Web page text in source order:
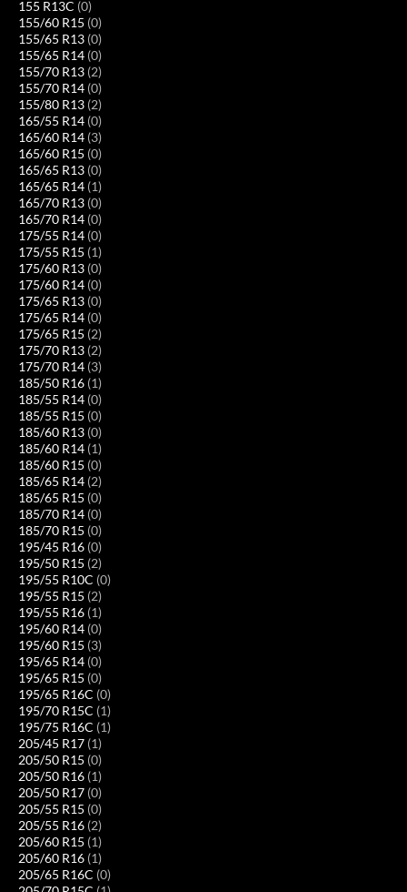
155 R13C (0)
155/60 R15 (0)
155/65 R13 (0)
155/65 R14 (0)
155/70 R13 (2)
155/70 R14 (0)
155/80 R13 (2)
165/55 R14 (0)
165/60 R14 (3)
165/60 R15 (0)
165/65 R13 (0)
165/65 R14 (1)
165/70 R13 (0)
165/70 R14 (0)
175/55 R14 (0)
175/55 R15 (1)
175/60 R13 (0)
175/60 R14 (0)
175/65 R13 (0)
175/65 R14 (0)
175/65 R15 (2)
175/70 R13 (2)
175/70 R14 (3)
185/50 R16 (1)
185/55 R14 (0)
185/55 R15 (0)
185/60 R13 (0)
185/60 R14 (1)
185/60 R15 (0)
185/65 R14 (2)
185/65 R15 (0)
185/70 R14 (0)
185/70 R15 (0)
195/45 R16 (0)
195/50 R15 (2)
195/55 R10C (0)
195/55 R15 (2)
195/55 R16 (1)
195/60 R14 (0)
195/60 R15 (3)
195/65 R14 (0)
195/65 R15 (0)
195/65 R16C (0)
195/70 R15C (1)
195/75 R16C (1)
205/45 R17 (1)
205/50 R15 (0)
205/50 R16 (1)
205/50 R17 (0)
205/55 R15 (0)
205/55 R16 (2)
205/60 R15 (1)
205/60 R16 (1)
205/65 R16C (0)